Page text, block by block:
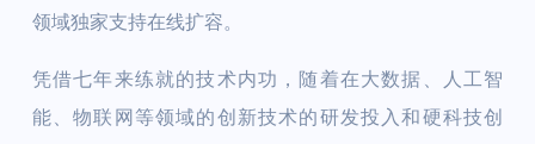
领域独家支持在线扩容。
凭借七年来练就的技术内功，随着在大数据、人工智
能、物联网等领域的创新技术的研发投入和硬科技创